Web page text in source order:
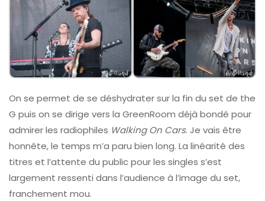
On se permet de se déshydrater sur la fin du set de the
G puis on se dirige vers la GreenRoom déjà bondé pour
admirer les radiophiles Walking On Cars. Je vais être
honnête, le temps m’a paru bien long. La linéarité des
titres et l’attente du public pour les singles s’est
largement ressenti dans l’audience à l’image du set,
franchement mou.